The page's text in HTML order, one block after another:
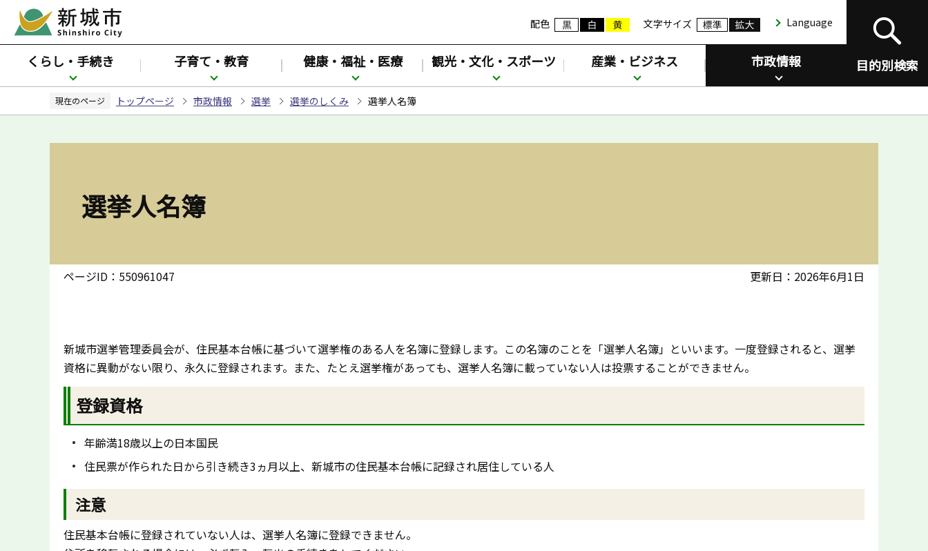
ペ
ジ
先
配色 文字サイズ Language
目的別検索
くらし・手続き 子育て・教育 健康・福祉・医療 観光・文化・スポーツ 産業・ビジネス 市政情報
現在のページ トップページ 市政情報 選挙 選挙のしくみ 選挙人名簿
選挙人名簿
ページID：550961047 更新日：2026年6月1日
新城市選挙管理委員会が、住民基本台帳に基づいて選挙権のある人を名簿に登録します。この名簿のことを「選挙人名簿」といいます。一度登録されると、選挙
資格に異動がない限り、永久に登録されます。また、たとえ選挙権があっても、選挙人名簿に載っていない人は投票することができません。
登録資格
年齢満18歳以上の日本国民
住民票が作られた日から引き続き3ヵ月以上、新城市の住民基本台帳に記録され居住している人
注意
住民基本台帳に登録されていない人は、選挙人名簿に登録できません。